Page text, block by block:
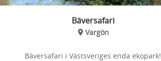
Bäversafari
Vargön
Bäversafari i Västsveriges enda ekopark!